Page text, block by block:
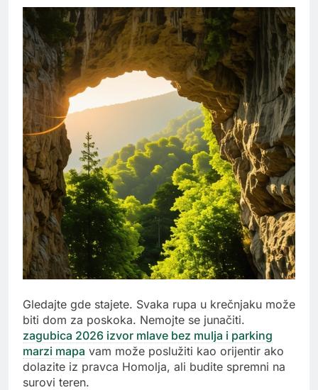
Gledajte gde stajete. Svaka rupa u krečnjaku može
biti dom za poskoka. Nemojte se junačiti.
zagubica 2026 izvor mlave bez mulja i parking
marzi mapa vam može poslužiti kao orijentir ako
dolazite iz pravca Homolja, ali budite spremni na
surovi teren.